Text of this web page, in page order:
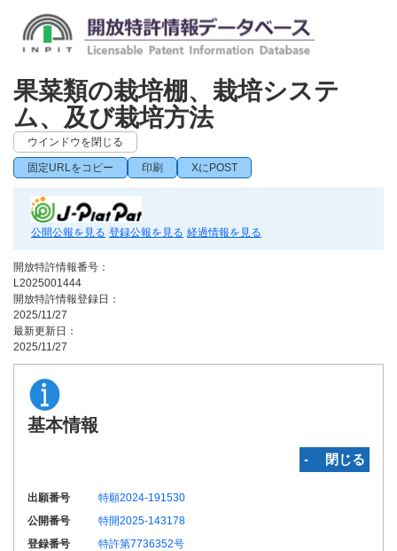
果菜類の栽培棚、栽培システ
ム、及び栽培方法
ウインドウを閉じる
固定URLをコピー 印刷 XにPOST
公開公報を見る 登録公報を見る 経過情報を見る
開放特許情報番号：
L2025001444
開放特許情報登録日：
2025/11/27
最新更新日：
2025/11/27
基本情報
‐ 閉じる
出願番号
特願2024-191530
公開番号
特開2025-143178
登録番号
特許第7736352号